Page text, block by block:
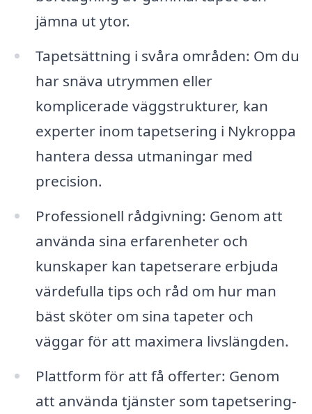
jämna ut ytor.
Tapetsättning i svåra områden: Om du
har snäva utrymmen eller
komplicerade väggstrukturer, kan
experter inom tapetsering i Nykroppa
hantera dessa utmaningar med
precision.
Professionell rådgivning: Genom att
använda sina erfarenheter och
kunskaper kan tapetserare erbjuda
värdefulla tips och råd om hur man
bäst sköter om sina tapeter och
väggar för att maximera livslängden.
Plattform för att få offerter: Genom
att använda tjänster som tapetsering-